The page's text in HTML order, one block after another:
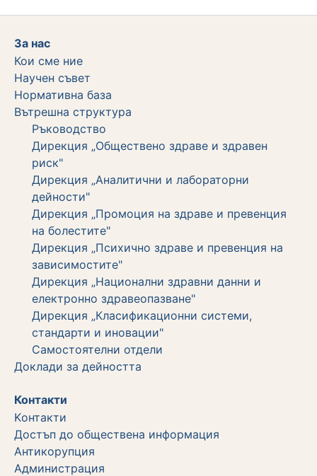
За нас
Кои сме ние
Научен съвет
Нормативна база
Вътрешна структура
Ръководство
Дирекция „Обществено здраве и здравен
риск"
Дирекция „Аналитични и лабораторни
дейности"
Дирекция „Промоция на здраве и превенция
на болестите"
Дирекция „Психично здраве и превенция на
зависимостите"
Дирекция „Национални здравни данни и
електронно здравеопазване"
Дирекция „Класификационни системи,
стандарти и иновации"
Самостоятелни отдели
Дoклади за дейността
Контакти
Kонтакти
Достъп до обществена информация
Aнтикорупция
Администрация